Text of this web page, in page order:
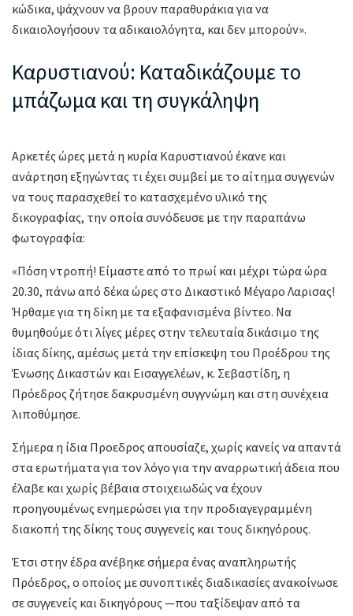
κώδικα, ψάχνουν να βρουν παραθυράκια για να
δικαιολογήσουν τα αδικαιολόγητα, και δεν μπορούν».
Καρυστιανού: Καταδικάζουμε το
μπάζωμα και τη συγκάληψη
Αρκετές ώρες μετά η κυρία Καρυστιανού έκανε και
ανάρτηση εξηγώντας τι έχει συμβεί με το αίτημα συγγενών
να τους παρασχεθεί το κατασχεμένο υλικό της
δικογραφίας, την οποία συνόδευσε με την παραπάνω
φωτογραφία:
«Πόση ντροπή! Είμαστε από το πρωί και μέχρι τώρα ώρα
20.30, πάνω από δέκα ώρες στο Δικαστικό Μέγαρο Λαρισας!
Ήρθαμε για τη δίκη με τα εξαφανισμένα βίντεο. Να
θυμηθούμε ότι λίγες μέρες στην τελευταία δικάσιμο της
ίδιας δίκης, αμέσως μετά την επίσκεψη του Προέδρου της
Ένωσης Δικαστών και Εισαγγελέων, κ. Σεβαστίδη, η
Πρόεδρος ζήτησε δακρυσμένη συγγνώμη και στη συνέχεια
λιποθύμησε.
Σήμερα η ίδια Προεδρος απουσίαζε, χωρίς κανείς να απαντά
στα ερωτήματα για τον λόγο για την αναρρωτική άδεια που
έλαβε και χωρίς βέβαια στοιχειωδώς να έχουν
προηγουμένως ενημερώσει για την προδιαγεγραμμένη
διακοπή της δίκης τους συγγενείς και τους δικηγόρους.
Έτσι στην έδρα ανέβηκε σήμερα ένας αναπληρωτής
Πρόεδρος, ο οποίος με συνοπτικές διαδικασίες ανακοίνωσε
σε συγγενείς και δικηγόρους —που ταξίδεψαν από τα